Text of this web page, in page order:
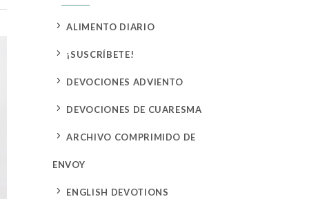
5 ALIMENTO DIARIO
5 ¡SUSCRÍBETE!
5 DEVOCIONES ADVIENTO
5 DEVOCIONES DE CUARESMA
5 ARCHIVO COMPRIMIDO DE
ENVOY
5 ENGLISH DEVOTIONS